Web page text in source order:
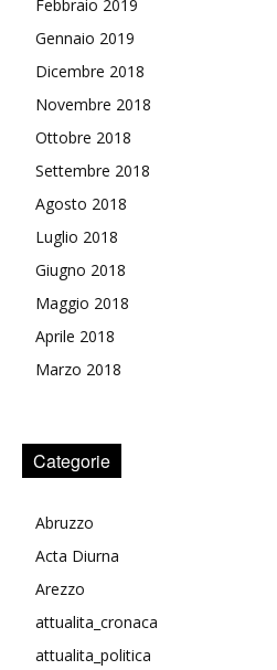
Febbraio 2019
Gennaio 2019
Dicembre 2018
Novembre 2018
Ottobre 2018
Settembre 2018
Agosto 2018
Luglio 2018
Giugno 2018
Maggio 2018
Aprile 2018
Marzo 2018
Categorie
Abruzzo
Acta Diurna
Arezzo
attualita_cronaca
attualita_politica